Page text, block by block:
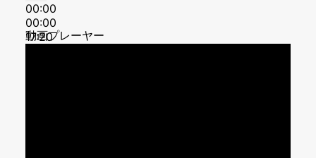
00:00
00:00
17:20
動画プレーヤー